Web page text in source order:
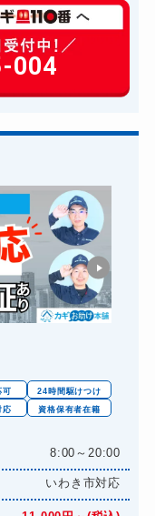
6,600円～(税込)
14,300円～(税込)
14,300円～(税込)
16,500円～(税込)
8,800円～(税込)
8,800円～(税込)
14,300円～(税込)
11,000円～(税込)
8,800円～(税込)
10,780円～(税込)
8,800円～(税込)
11,000円～(税込)
004
可
24時間駆けつけ
応 資格保有者在籍
8:00～20:00
いわき市対応